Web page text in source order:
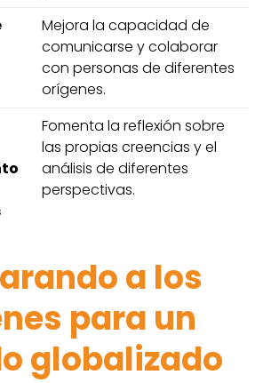
Mejora la capacidad de
comunicarse y colaborar
con personas de diferentes
orígenes.
Fomenta la reflexión sobre
las propias creencias y el
análisis de diferentes
perspectivas.
a los
para un
globalizado